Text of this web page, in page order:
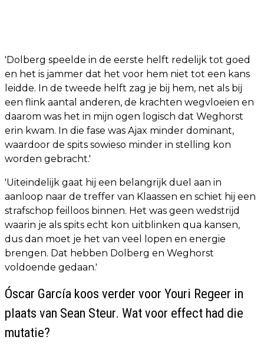
'Dolberg speelde in de eerste helft redelijk tot goed
en het is jammer dat het voor hem niet tot een kans
leidde. In de tweede helft zag je bij hem, net als bij
een flink aantal anderen, de krachten wegvloeien en
daarom was het in mijn ogen logisch dat Weghorst
erin kwam. In die fase was Ajax minder dominant,
waardoor de spits sowieso minder in stelling kon
worden gebracht.'
'Uiteindelijk gaat hij een belangrijk duel aan in
aanloop naar de treffer van Klaassen en schiet hij een
strafschop feilloos binnen. Het was geen wedstrijd
waarin je als spits echt kon uitblinken qua kansen,
dus dan moet je het van veel lopen en energie
brengen. Dat hebben Dolberg en Weghorst
voldoende gedaan.'
Óscar García koos verder voor Youri Regeer in
plaats van Sean Steur. Wat voor effect had die
mutatie?